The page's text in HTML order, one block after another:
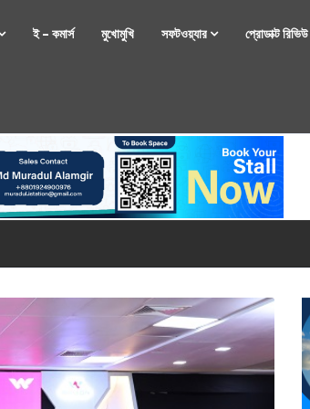
ই – কমার্স মুখোমুখি সফটওয়্যার প্রোডাক্ট রিভিউ